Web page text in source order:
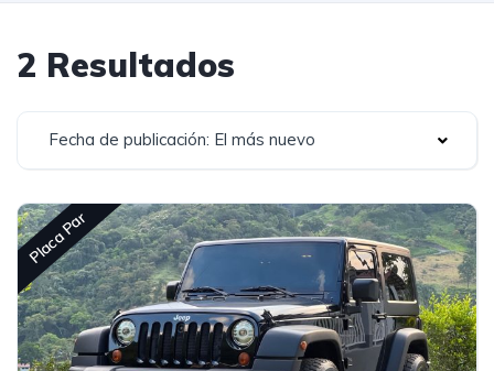
2 Resultados
Fecha de publicación: El más nuevo
Placa Par